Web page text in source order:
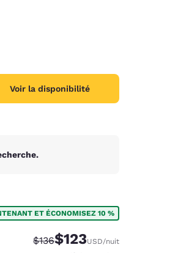
Voir la disponibilité
ET ÉCONOMISEZ 10 %
Tarif barré :
$136Tarif réduit :
$123USD/nuit